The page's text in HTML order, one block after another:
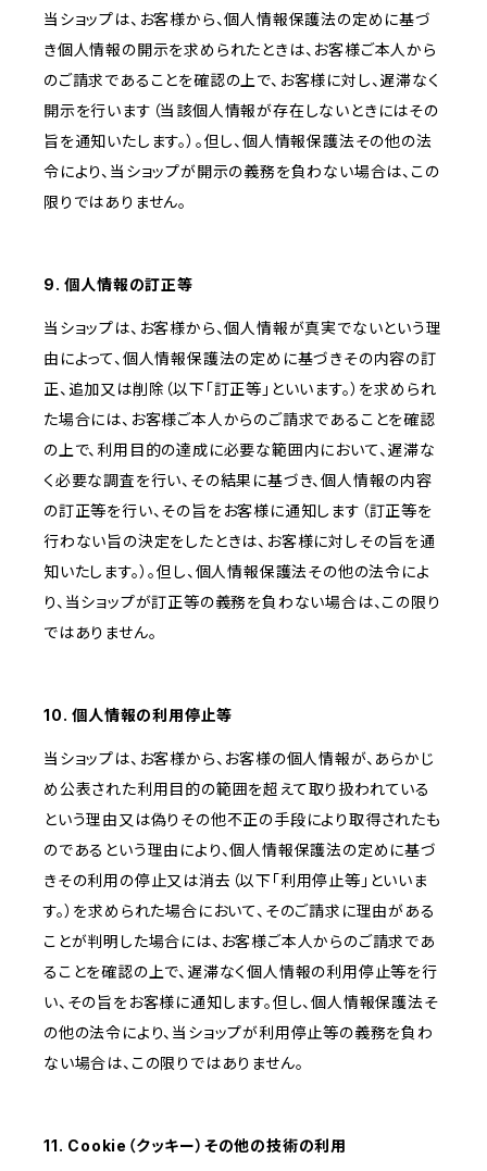
当ショップは、お客様から、個人情報保護法の定めに基づ
き個人情報の開示を求められたときは、お客様ご本人から
のご請求であることを確認の上で、お客様に対し、遅滞なく
開示を行います（当該個人情報が存在しないときにはその
旨を通知いたします。）。但し、個人情報保護法その他の法
令により、当ショップが開示の義務を負わない場合は、この
限りではありません。
9. 個人情報の訂正等
当ショップは、お客様から、個人情報が真実でないという理
由によって、個人情報保護法の定めに基づきその内容の訂
正、追加又は削除（以下「訂正等」といいます。）を求められ
た場合には、お客様ご本人からのご請求であることを確認
の上で、利用目的の達成に必要な範囲内において、遅滞な
く必要な調査を行い、その結果に基づき、個人情報の内容
の訂正等を行い、その旨をお客様に通知します（訂正等を
行わない旨の決定をしたときは、お客様に対しその旨を通
知いたします。）。但し、個人情報保護法その他の法令によ
り、当ショップが訂正等の義務を負わない場合は、この限り
ではありません。
10. 個人情報の利用停止等
当ショップは、お客様から、お客様の個人情報が、あらかじ
め公表された利用目的の範囲を超えて取り扱われている
という理由又は偽りその他不正の手段により取得されたも
のであるという理由により、個人情報保護法の定めに基づ
きその利用の停止又は消去（以下「利用停止等」といいま
す。）を求められた場合において、そのご請求に理由がある
ことが判明した場合には、お客様ご本人からのご請求であ
ることを確認の上で、遅滞なく個人情報の利用停止等を行
い、その旨をお客様に通知します。但し、個人情報保護法そ
の他の法令により、当ショップが利用停止等の義務を負わ
ない場合は、この限りではありません。
11. Cookie（クッキー）その他の技術の利用